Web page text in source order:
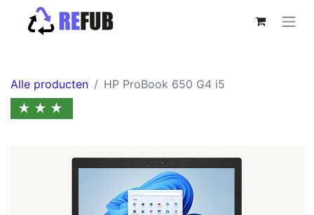
Alle producten HP ProBook 650 G4 i5
★★★